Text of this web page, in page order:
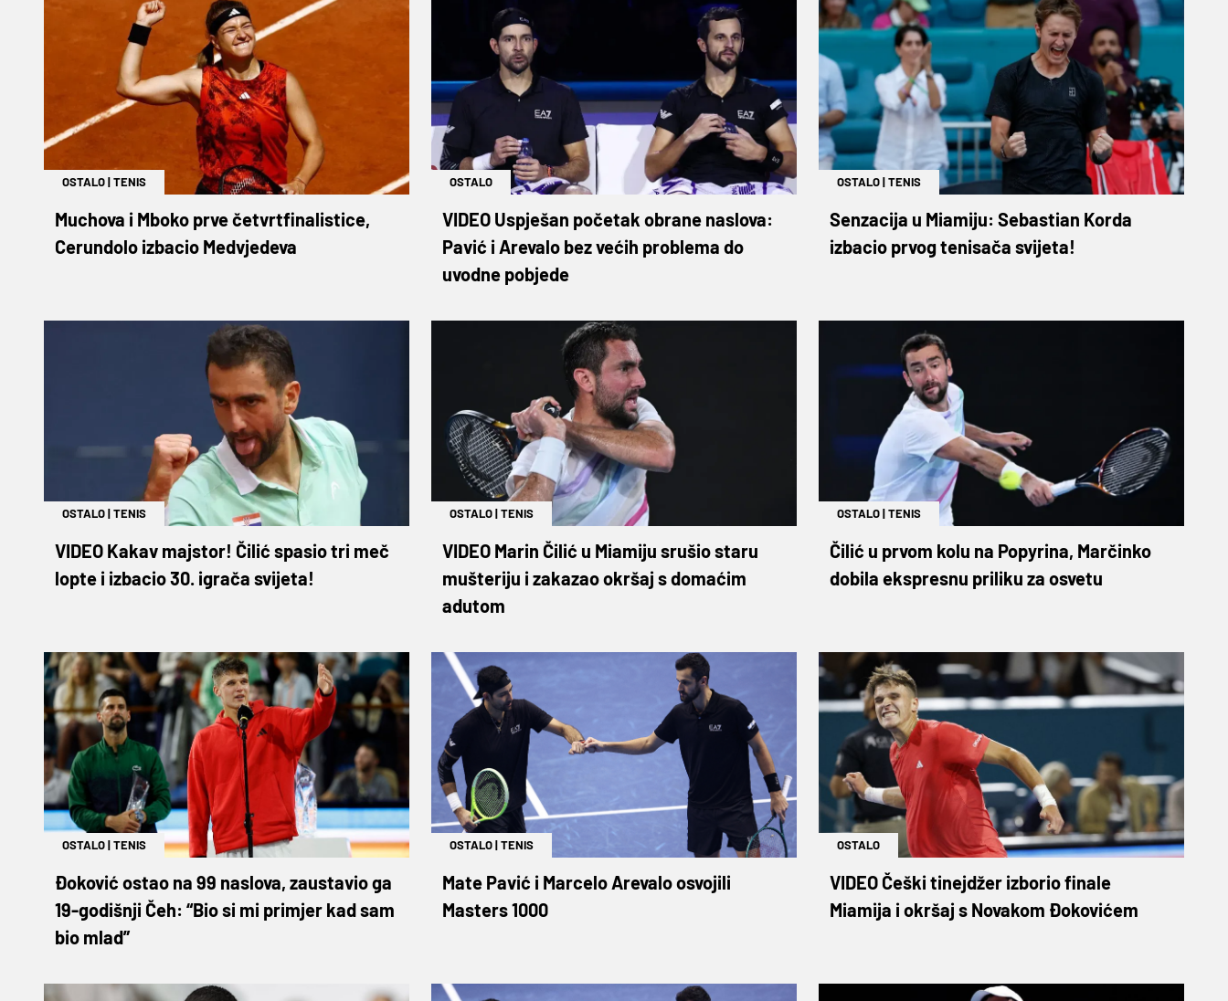
OSTALO|TENIS
Muchova i Mboko prve četvrtfinalistice,
Cerundolo izbacio Medvjedeva
OSTALO
VIDEO Uspješan početak obrane naslova:
Pavić i Arevalo bez većih problema do
uvodne pobjede
OSTALO|TENIS
Senzacija u Miamiju: Sebastian Korda
izbacio prvog tenisača svijeta!
OSTALO|TENIS
VIDEO Kakav majstor! Čilić spasio tri meč
lopte i izbacio 30. igrača svijeta!
OSTALO|TENIS
VIDEO Marin Čilić u Miamiju srušio staru
mušteriju i zakazao okršaj s domaćim
adutom
OSTALO|TENIS
Čilić u prvom kolu na Popyrina, Marčinko
dobila ekspresnu priliku za osvetu
OSTALO|TENIS
Đoković ostao na 99 naslova, zaustavio ga
19-godišnji Čeh: “Bio si mi primjer kad sam
bio mlad”
OSTALO|TENIS
Mate Pavić i Marcelo Arevalo osvojili
Masters 1000
OSTALO
VIDEO Češki tinejdžer izborio finale
Miamija i okršaj s Novakom Đokovićem